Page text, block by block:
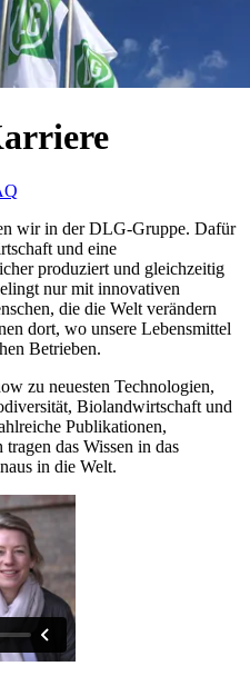
wir in der DLG-Gruppe. Dafür
und eine
produziert und gleichzeitig
nur mit innovativen
die die Welt verändern
dort, wo unsere Lebensmittel
Betrieben.
zu neuesten Technologien,
Biolandwirtschaft und
Publikationen,
das Wissen in das
in die Welt.